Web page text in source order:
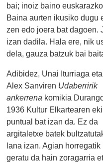
bai; inoiz baino
Baina aurten ikusiko dugu
zen edo joera bat dagoen.
izan dadila. Hala ere, nik
dela, gauza batzuk bai
Adibidez, Unai Iturriaga eta
Alex Sanviren Udaberririk
ankerrena komikia
1936 Kultur Elkartearen
puntual bat izan da. Ez da
argitaletxe batek
lana izan. Agian horregatik
geratu da hain zoragarria